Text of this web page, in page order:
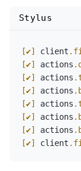
}
    build:
{
      run:
//
}
//
}
[✔] client
[✔]
actions
[✔]
actions
[✔]
actions
[✔]
actions
[✔]
actions
[✔]
actions
[✔]
client
Stylus